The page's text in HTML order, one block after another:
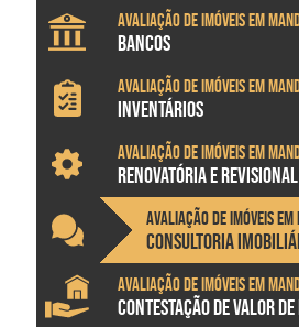
Avaliação de imóveis em
BANCOS
Avaliação de imóveis em
INVENTÁRIOS
Avaliação de imóveis em
RENOVATÓRIA E
Avaliação de imóveis
CONSULTORIA
Avaliação de imóveis em
CONTESTAÇÃO DE VALOR